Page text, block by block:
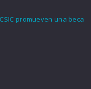
promueven una beca